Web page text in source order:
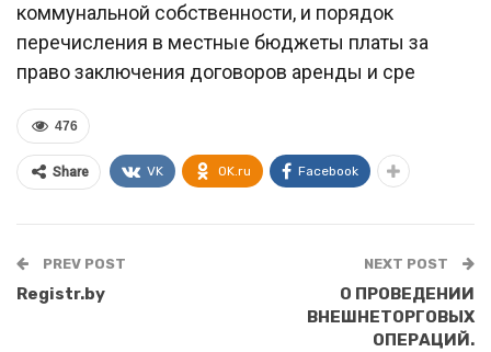
коммунальной собственности, и порядок
перечисления в местные бюджеты платы за
право заключения договоров аренды и сре
476
Share VK OK.ru Facebook
PREV POST
Registr.by
NEXT POST
О ПРОВЕДЕНИИ
ВНЕШНЕТОРГОВЫХ
ОПЕРАЦИЙ.